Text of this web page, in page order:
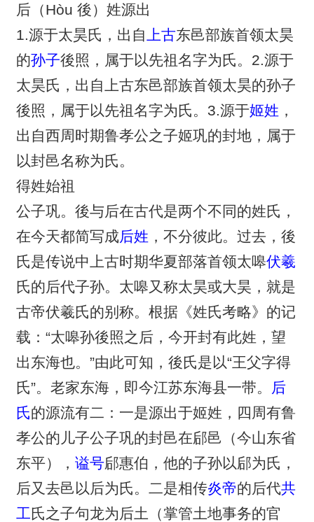
后（Hòu 後）姓源出
1.源于太昊氏，出自
上古东邑部族首领太昊
的孙子後照，属于以先祖名字为氏。2.源于
太昊氏，出自上古东邑部族首领太昊的孙子
後照，属于以先祖名字为氏。3.源于姬姓 ，
出自西周时期鲁孝公之子姬巩的封地，属于
以封邑名称为氏。
得姓始祖
公子巩。後与后在古代是两个不同的姓氏，
在今天都简写成后姓 ，不分彼此。过去，後
氏是传说中上古时期华夏部落首领太嗥伏羲
氏的后代子孙。太嗥又称太昊或大昊，就是
古帝伏羲氏的别称。根据《姓氏考略》的记
载：“太嗥孙後照之后，今开封有此姓，望
出东海也。”由此可知，後氏是以“王父字得
氏”。老家东海，即今江苏东海县一带。
后
氏的源流有二：一是源出于姬姓，四周有鲁
孝公的儿子公子巩的封邑在郈邑（今山东省
东平）， 谥号郈惠伯，他的子孙以郈为氏，
后又去邑以后为氏。二是相传炎帝的后代共
工氏之子句龙为后土（掌管土地事务的官